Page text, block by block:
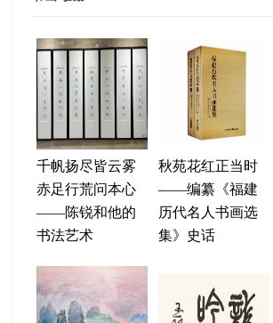
千帆扬尽皆云雾
赤足行荒问本心
——陈锐和他的
书法艺术
秋苑花红正当时
——编纂《福建
历代名人书画选
集》史话